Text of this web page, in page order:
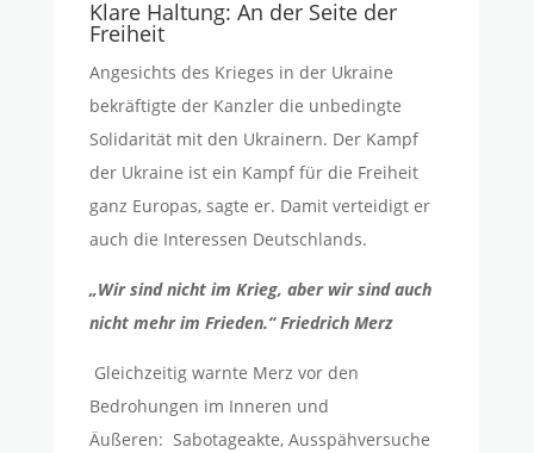
Klare Haltung: An der Seite der
Freiheit
Angesichts des Krieges in der Ukraine
bekräftigte der Kanzler die unbedingte
Solidarität mit den Ukrainern. Der Kampf
der Ukraine ist ein Kampf für die Freiheit
ganz Europas, sagte er. Damit verteidigt er
auch die Interessen Deutschlands.
„Wir sind nicht im Krieg, aber wir sind auch
nicht mehr im Frieden.“ Friedrich Merz
Gleichzeitig warnte Merz vor den
Bedrohungen im Inneren und
Äußeren: Sabotageakte, Ausspähversuche